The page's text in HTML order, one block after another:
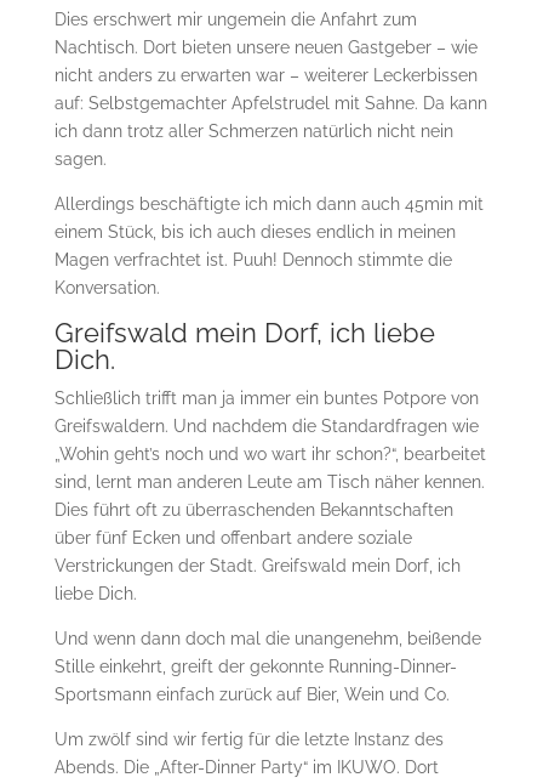
Dies erschwert mir ungemein die Anfahrt zum
Nachtisch. Dort bieten unsere neuen Gastgeber – wie
nicht anders zu erwarten war – weiterer Leckerbissen
auf: Selbstgemachter Apfelstrudel mit Sahne. Da kann
ich dann trotz aller Schmerzen natürlich nicht nein
sagen.
Allerdings beschäftigte ich mich dann auch 45min mit
einem Stück, bis ich auch dieses endlich in meinen
Magen verfrachtet ist. Puuh! Dennoch stimmte die
Konversation.
Greifswald mein Dorf, ich liebe
Dich.
Schließlich trifft man ja immer ein buntes Potpore von
Greifswaldern. Und nachdem die Standardfragen wie
„Wohin geht’s noch und wo wart ihr schon?“, bearbeitet
sind, lernt man anderen Leute am Tisch näher kennen.
Dies führt oft zu überraschenden Bekanntschaften
über fünf Ecken und offenbart andere soziale
Verstrickungen der Stadt. Greifswald mein Dorf, ich
liebe Dich.
Und wenn dann doch mal die unangenehm, beißende
Stille einkehrt, greift der gekonnte Running-Dinner-
Sportsmann einfach zurück auf Bier, Wein und Co.
Um zwölf sind wir fertig für die letzte Instanz des
Abends. Die „After-Dinner Party“ im IKUWO. Dort